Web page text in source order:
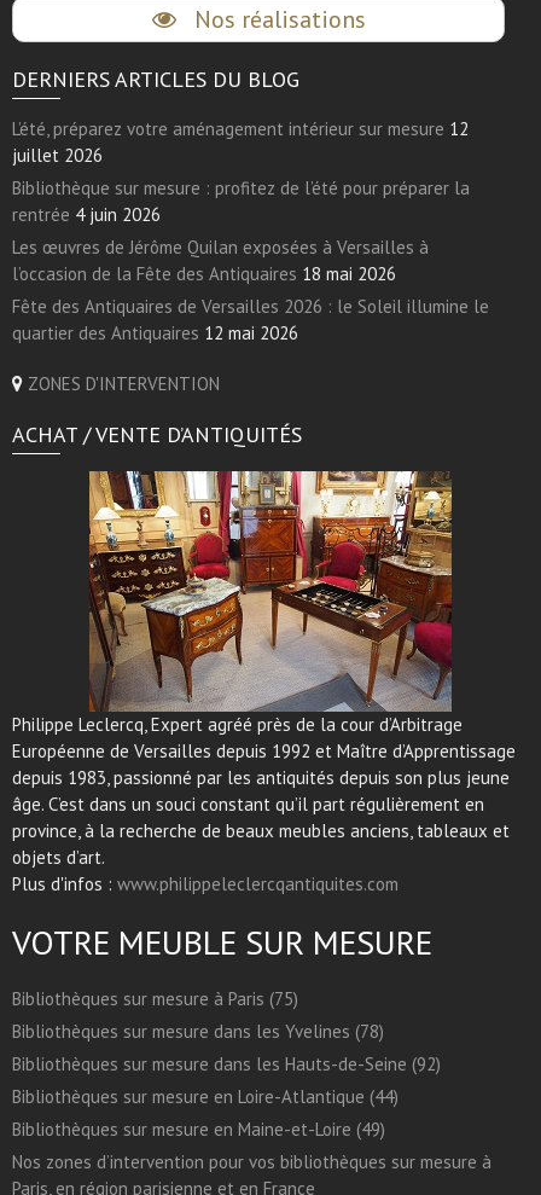
Nos réalisations
DERNIERS ARTICLES DU BLOG
L’été, préparez votre aménagement intérieur sur mesure 12
juillet 2026
Bibliothèque sur mesure : profitez de l’été pour préparer la
rentrée 4 juin 2026
Les œuvres de Jérôme Quilan exposées à Versailles à
l’occasion de la Fête des Antiquaires 18 mai 2026
Fête des Antiquaires de Versailles 2026 : le Soleil illumine le
quartier des Antiquaires 12 mai 2026
ZONES D'INTERVENTION
ACHAT / VENTE D’ANTIQUITÉS
Philippe Leclercq, Expert agréé près de la cour d’Arbitrage
Européenne de Versailles depuis 1992 et Maître d’Apprentissage
depuis 1983, passionné par les antiquités depuis son plus jeune
âge. C’est dans un souci constant qu’il part régulièrement en
province, à la recherche de beaux meubles anciens, tableaux et
objets d’art.
Plus d'infos : www.philippeleclercqantiquites.com
VOTRE MEUBLE SUR MESURE
Bibliothèques sur mesure à Paris (75)
Bibliothèques sur mesure dans les Yvelines (78)
Bibliothèques sur mesure dans les Hauts-de-Seine (92)
Bibliothèques sur mesure en Loire-Atlantique (44)
Bibliothèques sur mesure en Maine-et-Loire (49)
Nos zones d’intervention pour vos bibliothèques sur mesure à
Paris, en région parisienne et en France